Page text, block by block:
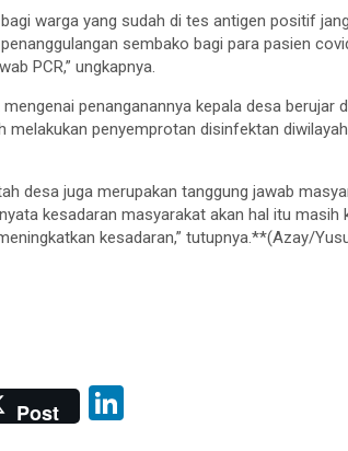
bagi warga yang sudah di tes antigen positif
sembako bagi para pasien
PCR,” ungkapnya.
penanganannya kepala desa
melakukan penyemprotan disinfektan
desa juga merupakan tanggung jawab
kesadaran masyarakat akan hal itu
kesadaran,” tutupnya.**(Azay/
Post